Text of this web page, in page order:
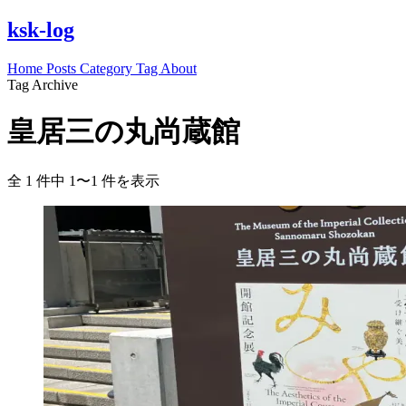
ksk-log
Home Posts Category Tag About
Tag Archive
皇居三の丸尚蔵館
全 1 件中 1〜1 件を表示